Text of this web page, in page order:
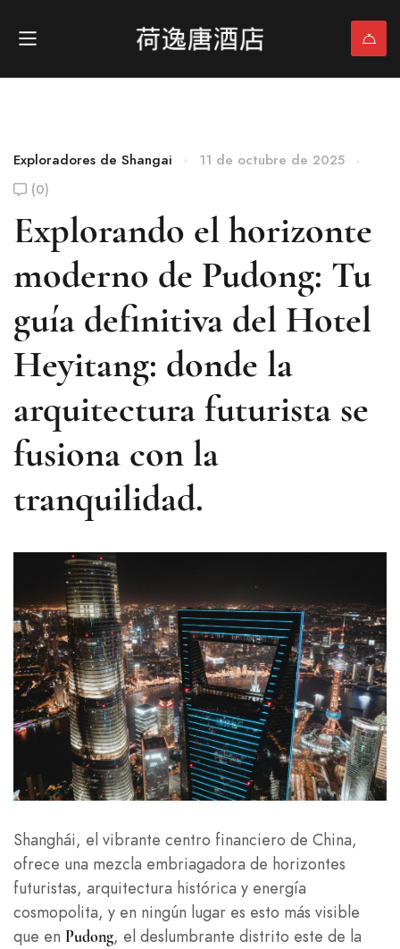
Exploradores de Shangai
11 de octubre de 2025
(0)
Explorando el horizonte
moderno de Pudong: Tu
guía definitiva del Hotel
Heyitang: donde la
arquitectura futurista se
fusiona con la
tranquilidad.
Shanghái, el vibrante centro financiero de China,
ofrece una mezcla embriagadora de horizontes
futuristas, arquitectura histórica y energía
cosmopolita, y en ningún lugar es esto más visible
que en Pudong, el deslumbrante distrito este de la